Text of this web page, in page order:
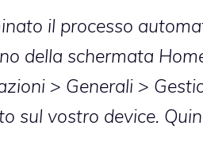
il processo
della schermata
> Generali >
sul vostro device.